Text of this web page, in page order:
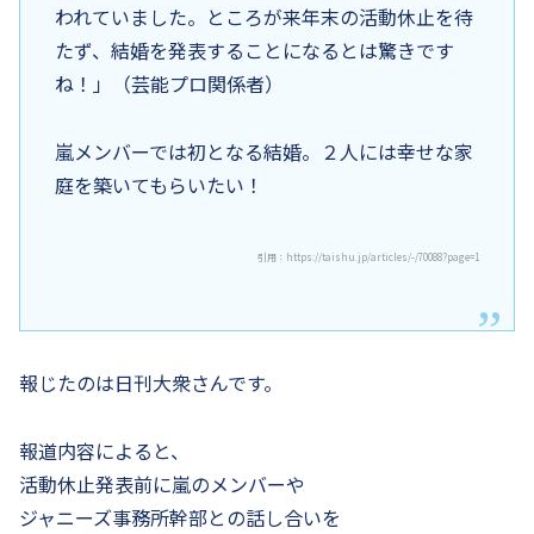
われていました。ところが来年末の活動休止を待
たず、結婚を発表することになるとは驚きです
ね！」（芸能プロ関係者）
嵐メンバーでは初となる結婚。２人には幸せな家
庭を築いてもらいたい！
引用：https://taishu.jp/articles/-/70088?page=1
報じたのは日刊大衆さんです。
報道内容によると、
活動休止発表前に嵐のメンバーや
ジャニーズ事務所幹部との話し合いを